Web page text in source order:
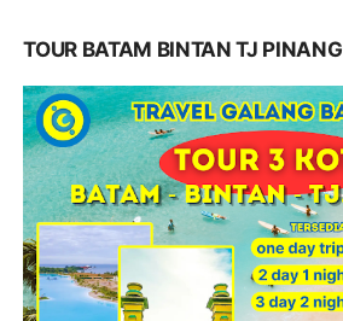
TOUR BATAM BINTAN TJ PINANG